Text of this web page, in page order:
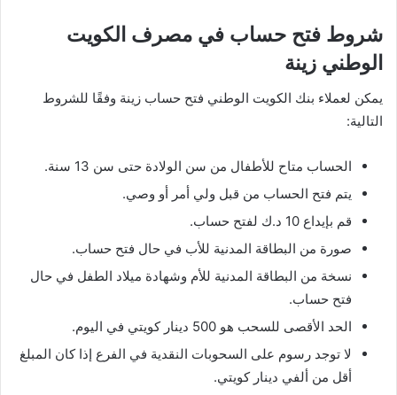
شروط فتح حساب في مصرف الكويت
الوطني زينة
يمكن لعملاء بنك الكويت الوطني فتح حساب زينة وفقًا للشروط
التالية:
الحساب متاح للأطفال من سن الولادة حتى سن 13 سنة.
يتم فتح الحساب من قبل ولي أمر أو وصي.
قم بإيداع 10 د.ك لفتح حساب.
صورة من البطاقة المدنية للأب في حال فتح حساب.
نسخة من البطاقة المدنية للأم وشهادة ميلاد الطفل في حال
فتح حساب.
الحد الأقصى للسحب هو 500 دينار كويتي في اليوم.
لا توجد رسوم على السحوبات النقدية في الفرع إذا كان المبلغ
أقل من ألفي دينار كويتي.